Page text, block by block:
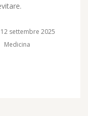
12 settembre 2025
Medicina